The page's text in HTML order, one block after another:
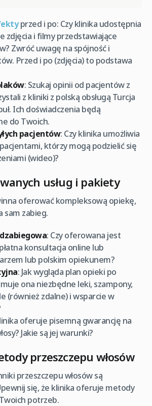
przed i po: Czy klinika udostępnia
zdjęcia i filmy przedstawiające
Zwróć uwagę na spójność i
Przed i po (zdjęcia) to podstawa
: Szukaj opinii od pacjentów z
z kliniki z polską obsługą Turcja
Ich doświadczenia będą
do Twoich.
pacjentów: Czy klinika umożliwia
pacjentami, którzy mogą podzielić się
(wideo)?
usług i pakiety
oferować kompleksową opiekę,
sam zabieg.
: Czy oferowana jest
konsultacja online lub
lub polskim opiekunem?
: Jak wygląda plan opieki po
ona niezbędne leki, szampony,
(również zdalne) i wsparcie w
oferuje pisemną gwarancję na
Jakie są jej warunki?
przeszczepu włosów
przeszczepu włosów są
się, że klinika oferuje metody
potrzeb.